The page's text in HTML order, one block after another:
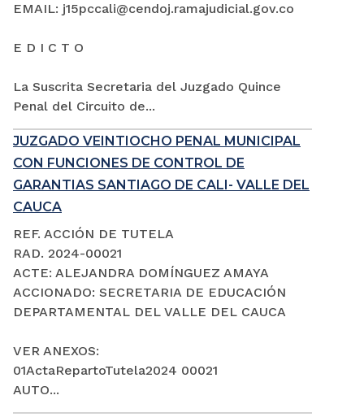
EMAIL: j15pccali@cendoj.ramajudicial.gov.co
E D I C T O
La Suscrita Secretaria del Juzgado Quince
Penal del Circuito de...
JUZGADO VEINTIOCHO PENAL MUNICIPAL
CON FUNCIONES DE CONTROL DE
GARANTIAS SANTIAGO DE CALI- VALLE DEL
CAUCA
REF. ACCIÓN DE TUTELA
RAD. 2024-00021
ACTE: ALEJANDRA DOMÍNGUEZ AMAYA
ACCIONADO: SECRETARIA DE EDUCACIÓN
DEPARTAMENTAL DEL VALLE DEL CAUCA
VER ANEXOS:
01ActaRepartoTutela2024 00021
AUTO...